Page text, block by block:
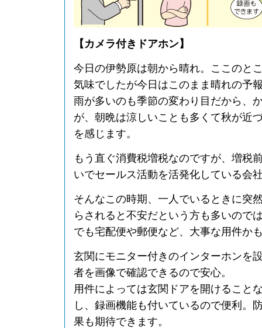
【カメラ付きドアホン】
今日の伊勢原は朝から晴れ。ここのと
気味でしたが今日はこのまま晴れの予
雨が多いのも季節の変わり目だから、
が、朝晩は涼しいことも多くて秋が近
を感じます。
もう直ぐ消費税増税なのですが、増税
いでセールス活動を活発化している会
そんなこの時期、一人でいるときに突
らされると不安だという方も多いので
でも宅配便や郵便など、大事な用件か
玄関にモニター付きのインターホンを
者を画像で確認できるので安心。
用件によっては玄関ドアを開けること
し、録画機能も付いているので便利。
果も期待できます。